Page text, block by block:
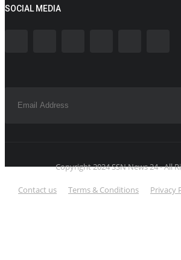
SOCIAL MEDIA
Copyright 2024 SSN News 24 - All
Contact us Terms & Conditions Privacy